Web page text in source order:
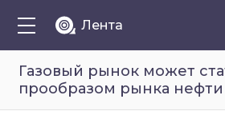
Лента
Газовый рынок может
прообразом рынка нефти